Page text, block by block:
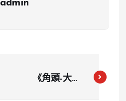
admin
《角頭-大橋